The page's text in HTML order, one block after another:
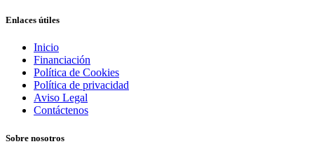
Enlaces útiles
Inicio
Financiación
Política de Cookies
Política de privacidad
Aviso Legal
Contáctenos
Sobre nosotros